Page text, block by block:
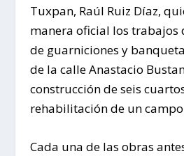
Tuxpan, Raúl Ruiz Díaz,
manera oficial los trabajos
de guarniciones y
de la calle Anastacio
construcción de seis
rehabilitación de un
Cada una de las obras